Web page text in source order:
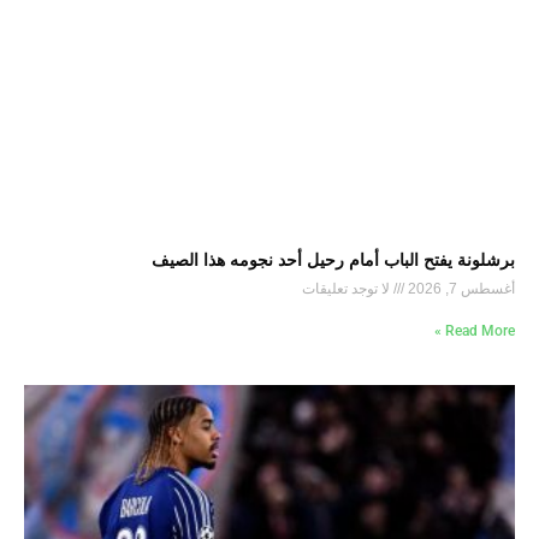
برشلونة يفتح الباب أمام رحيل أحد نجومه هذا الصيف
أغسطس 7, 2026 لا توجد تعليقات
Read More »